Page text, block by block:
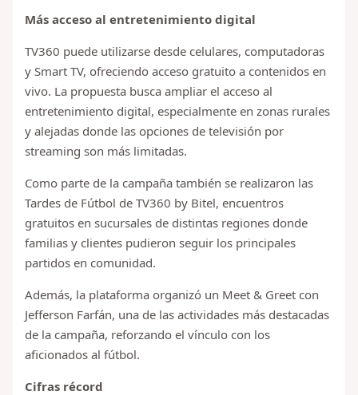
Más acceso al entretenimiento digital
TV360 puede utilizarse desde celulares, computadoras
y Smart TV, ofreciendo acceso gratuito a contenidos en
vivo. La propuesta busca ampliar el acceso al
entretenimiento digital, especialmente en zonas rurales
y alejadas donde las opciones de televisión por
streaming son más limitadas.
Como parte de la campaña también se realizaron las
Tardes de Fútbol de TV360 by Bitel, encuentros
gratuitos en sucursales de distintas regiones donde
familias y clientes pudieron seguir los principales
partidos en comunidad.
Además, la plataforma organizó un Meet & Greet con
Jefferson Farfán, una de las actividades más destacadas
de la campaña, reforzando el vínculo con los
aficionados al fútbol.
Cifras récord